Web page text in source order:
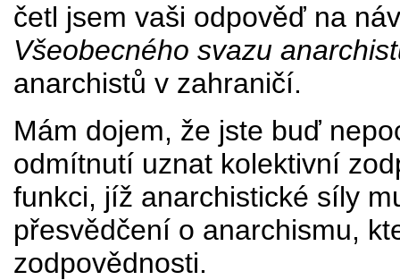
četl jsem vaši odpověď na
Všeobecného svazu
anarchistů v zahraničí.
Mám dojem, že jste buď
odmítnutí uznat kolektivní
funkci, jíž anarchistické síly
přesvědčení o anarchismu,
zodpovědnosti.